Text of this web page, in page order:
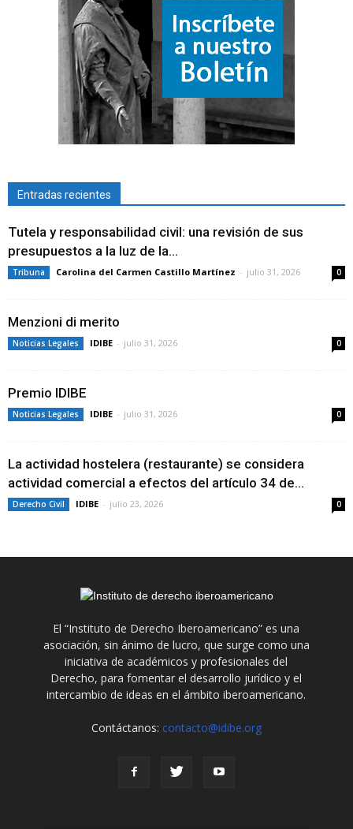
Entradas recientes
Tutela y responsabilidad civil: una revisión de sus
presupuestos a la luz de la...
Tribuna Carolina del Carmen Castillo Martínez - julio 31, 2026 0
Menzioni di merito
Noticias Legales IDIBE - julio 31, 2026 0
Premio IDIBE
Noticias Legales IDIBE - julio 31, 2026 0
La actividad hostelera (restaurante) se considera
actividad comercial a efectos del artículo 34 de...
Derecho Civil IDIBE - julio 23, 2026 0
El “Instituto de Derecho Iberoamericano” es una
asociación, sin ánimo de lucro, que surge como una
iniciativa de académicos y profesionales del
Derecho, para fomentar el desarrollo jurídico y el
intercambio de ideas en el ámbito iberoamericano.
Contáctanos: contacto@idibe.org